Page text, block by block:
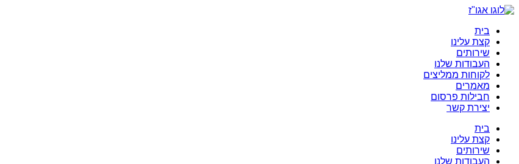
בית
קצת עלינו
שירותים
העבודות שלנו
לקוחות ממליצים
מאמרים
חבילות פרסום
יצירת קשר
בית
קצת עלינו
שירותים
העבודות שלנו